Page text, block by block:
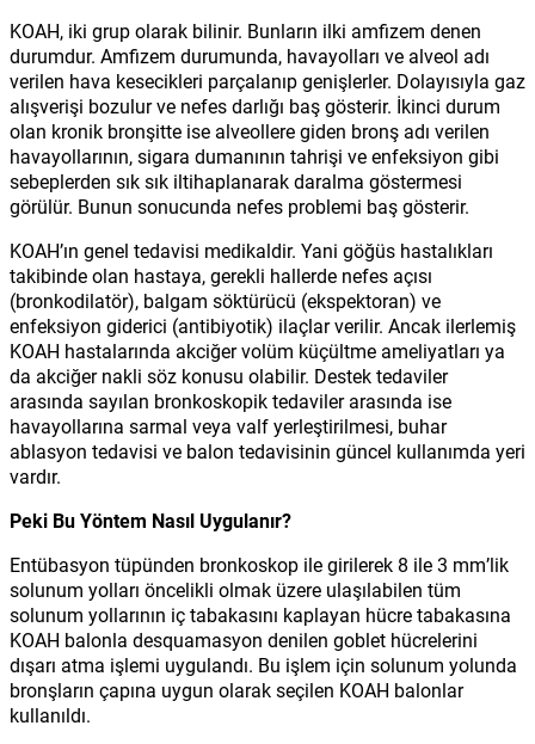
KOAH, iki grup olarak bilinir. Bunların ilki amfizem denen
durumdur. Amfizem durumunda, havayolları ve alveol adı
verilen hava kesecikleri parçalanıp genişlerler. Dolayısıyla gaz
alışverişi bozulur ve nefes darlığı baş gösterir. İkinci durum
olan kronik bronşitte ise alveollere giden bronş adı verilen
havayollarının, sigara dumanının tahrişi ve enfeksiyon gibi
sebeplerden sık sık iltihaplanarak daralma göstermesi
görülür. Bunun sonucunda nefes problemi baş gösterir.
KOAH’ın genel tedavisi medikaldir. Yani göğüs hastalıkları
takibinde olan hastaya, gerekli hallerde nefes açısı
(bronkodilatör), balgam söktürücü (ekspektoran) ve
enfeksiyon giderici (antibiyotik) ilaçlar verilir. Ancak ilerlemiş
KOAH hastalarında akciğer volüm küçültme ameliyatları ya
da akciğer nakli söz konusu olabilir. Destek tedaviler
arasında sayılan bronkoskopik tedaviler arasında ise
havayollarına sarmal veya valf yerleştirilmesi, buhar
ablasyon tedavisi ve balon tedavisinin güncel kullanımda yeri
vardır.
Peki Bu Yöntem Nasıl Uygulanır?
Entübasyon tüpünden bronkoskop ile girilerek 8 ile 3 mm’lik
solunum yolları öncelikli olmak üzere ulaşılabilen tüm
solunum yollarının iç tabakasını kaplayan hücre tabakasına
KOAH balonla desquamasyon denilen goblet hücrelerini
dışarı atma işlemi uygulandı. Bu işlem için solunum yolunda
bronşların çapına uygun olarak seçilen KOAH balonlar
kullanıldı.